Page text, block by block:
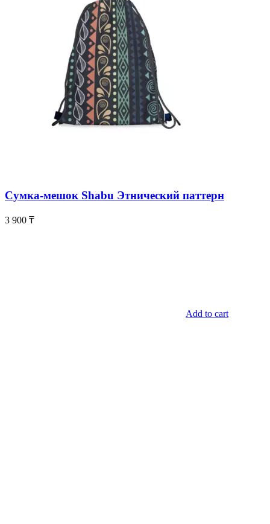
Сумка-мешок Shabu Этнический паттерн
3 900 ₸
Add to cart